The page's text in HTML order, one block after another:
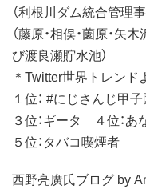
（利根川ダム統合管理
（藤原・相俣・薗原・矢
び渡良瀬貯水池）
＊Twitter世界トレンド
１位： #にじさんじ甲
３位：ギータ ４位：
５位：タバコ喫煙者
西野亮廣氏ブログ by